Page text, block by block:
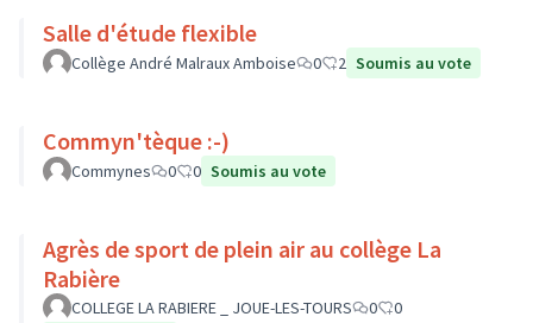
Salle d'étude flexible
Collège André Malraux Amboise 0 2 Soumis au vote
Commyn'tèque :-)
Commynes 0 0 Soumis au vote
Agrès de sport de plein air au collège La
Rabière
COLLEGE LA RABIERE _ JOUE-LES-TOURS 0
0